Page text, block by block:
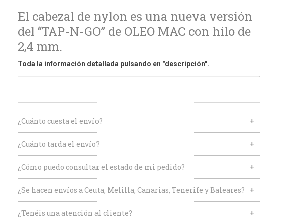
El cabezal de nylon es una nueva versión
del “TAP-N-GO” de OLEO MAC con hilo de
2,4 mm.
Toda la información detallada pulsando en "descripción".
¿Cuánto cuesta el envío?
¿Cuánto tarda el envío?
¿Cómo puedo consultar el estado de mi pedido?
¿Se hacen envíos a Ceuta, Melilla, Canarias, Tenerife y Baleares?
¿Tenéis una atención al cliente?